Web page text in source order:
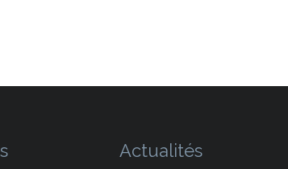
Actualités